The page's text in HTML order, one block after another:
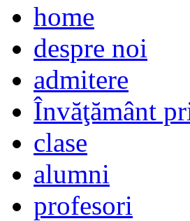
home
despre noi
admitere
Învăţământ
clase
alumni
profesori